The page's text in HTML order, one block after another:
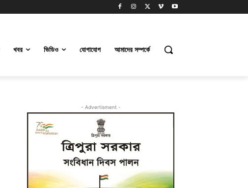
খবর ভিডিও যোগাযোগ আমাদের সম্পর্কে
- Advertisment -